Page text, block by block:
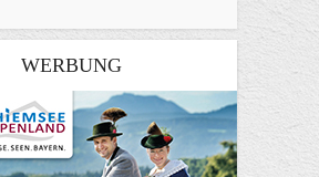
WERBUNG